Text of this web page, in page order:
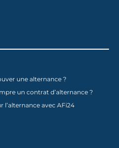
une alternance ?
un contrat d’alternance ?
l’alternance avec AFi24